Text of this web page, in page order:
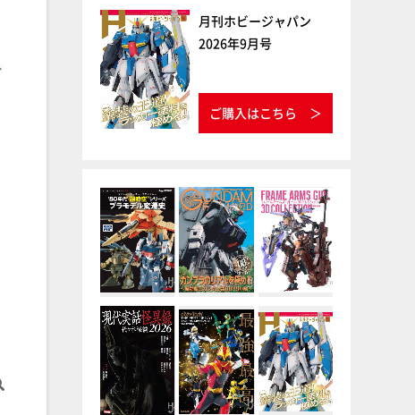
月刊ホビージャパン
2026年9月号
ご購入はこちら